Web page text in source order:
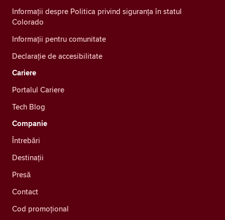
Informații despre Politica privind siguranța în statul
Colorado
Informații pentru comunitate
Declarație de accesibilitate
Cariere
Portalul Cariere
Tech Blog
Companie
Întrebări
Destinații
Presă
Contact
Cod promoțional